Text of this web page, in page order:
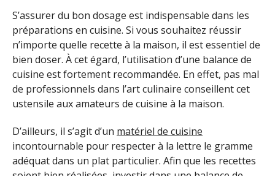
S’assurer du bon dosage est indispensable dans les
préparations en cuisine. Si vous souhaitez réussir
n’importe quelle recette à la maison, il est essentiel de
bien doser. À cet égard, l’utilisation d’une balance de
cuisine est fortement recommandée. En effet, pas mal
de professionnels dans l’art culinaire conseillent cet
ustensile aux amateurs de cuisine à la maison.
D’ailleurs, il s’agit d’un matériel de cuisine
incontournable pour respecter à la lettre le gramme
adéquat dans un plat particulier. Afin que les recettes